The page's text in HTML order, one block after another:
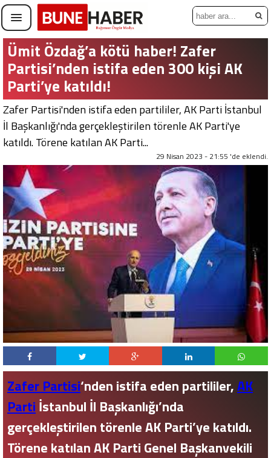
Ümit Özdağ’a kötü haber! Zafer
Partisi’nden istifa eden 300 kişi AK
Parti’ye katıldı!
Zafer Partisi'nden istifa eden partililer, AK Parti İstanbul
İl Başkanlığı'nda gerçekleştirilen törenle AK Parti'ye
katıldı. Törene katılan AK Parti...
29 Nisan 2023 - 21:55 'de eklendi.
Zafer Partisi‘nden istifa eden partililer,AK
Parti İstanbul İl Başkanlığı’nda
gerçekleştirilen törenle AK Parti’ye katıldı.
Törene katılan AK Parti Genel Başkanvekili